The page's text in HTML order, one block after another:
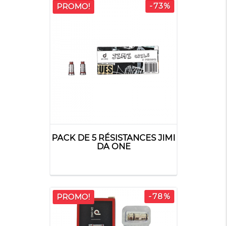
PROMO! -73%
PACK DE 5 RÉSISTANCES JIMI
DA ONE
PROMO! -78%